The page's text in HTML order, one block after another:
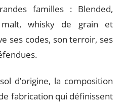
familles : Blended,
whisky de grain et
ses codes, son terroir, ses
d’origine, la composition
fabrication qui définissent